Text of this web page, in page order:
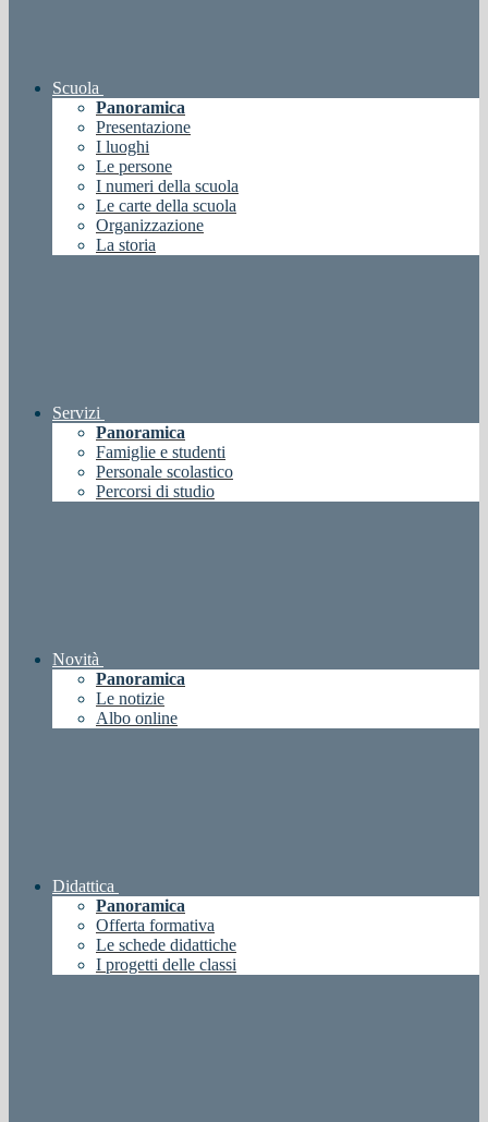
Scuola
Panoramica
Presentazione
I luoghi
Le persone
I numeri della scuola
Le carte della scuola
Organizzazione
La storia
Servizi
Panoramica
Famiglie e studenti
Personale scolastico
Percorsi di studio
Novità
Panoramica
Le notizie
Albo online
Didattica
Panoramica
Offerta formativa
Le schede didattiche
I progetti delle classi